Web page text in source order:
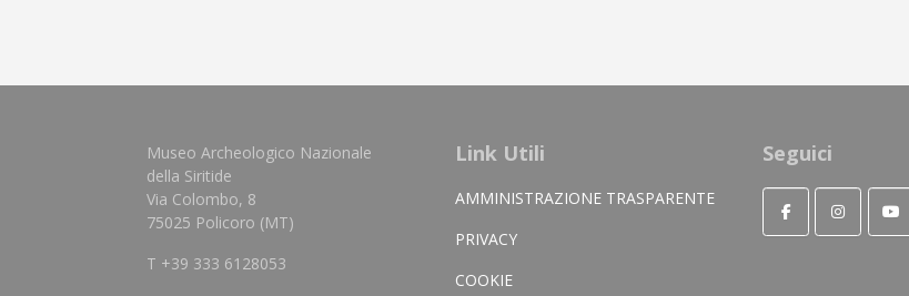
Museo Archeologico Nazionale
della Siritide
Via Colombo, 8
75025 Policoro (MT)
T +39 333 6128053
Link Utili
AMMINISTRAZIONE TRASPARENTE
PRIVACY
COOKIE
Seguici